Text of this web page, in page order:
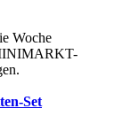
Woche
Set